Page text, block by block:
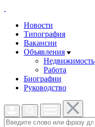
Новости
Типография
Вакансии
Объявления
Недвижимость
Работа
Биографии
Руководство